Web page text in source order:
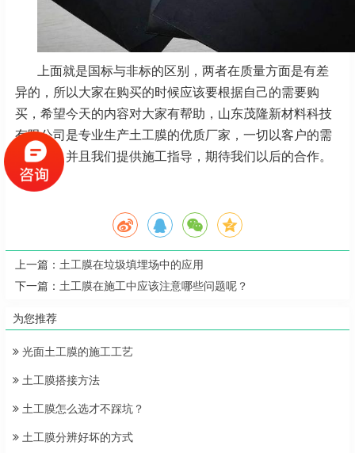
上面就是国标与非标的区别，两者在质量方面是有差
异的，所以大家在购买的时候应该要根据自己的需要购
买，希望今天的内容对大家有帮助，山东茂隆新材料科技
有限公司是专业生产土工膜的优质厂家，一切以客户的需
求为主，并且我们提供施工指导，期待我们以后的合作。
上一篇： 土工膜在垃圾填埋场中的应用
下一篇： 土工膜在施工中应该注意哪些问题呢？
为您推荐
光面土工膜的施工工艺
土工膜搭接方法
土工膜怎么选才不踩坑？
土工膜分辨好坏的方式